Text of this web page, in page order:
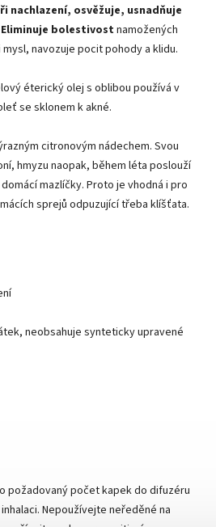
nachlazení, osvěžuje, usnadňuje
Eliminuje bolestivostnamožených
navozuje pocit pohody a klidu.
éterický olej s oblibou používá v
se sklonem k akné.
citronovým nádechem. Svou
hmyzu naopak, během léta poslouží
mazlíčky. Proto je vhodná i pro
sprejů odpuzující třeba klíšťata.
neobsahuje synteticky upravené
požadovaný počet kapek do difuzéru
Nepoužívejte neředěné na